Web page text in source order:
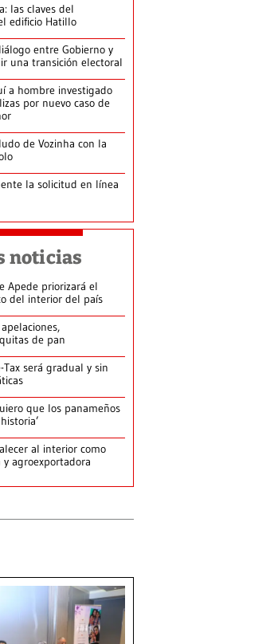
las claves del
edificio Hatillo
entre Gobierno y
una transición electoral
a hombre investigado
por nuevo caso de
de Vozinha con la
la solicitud en línea
noticias
Apede priorizará el
del interior del país
de pan
será gradual y sin
que los panameños
al interior como
agroexportadora